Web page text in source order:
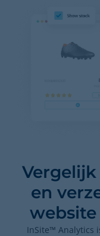
en
InSite™ Analytics